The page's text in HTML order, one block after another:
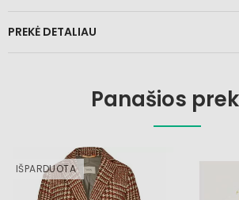
PREKĖ DETALIAU
Panašios
IŠPARDUOTA